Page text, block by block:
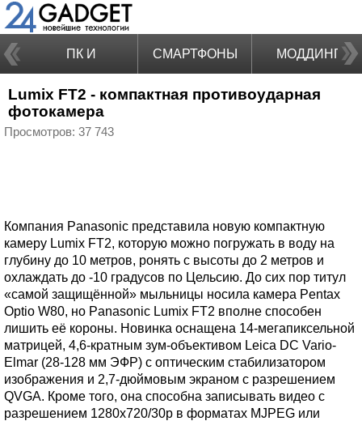
ПК И
НОУТБУКИ
СМАРТФОНЫ МОДДИНГ
Lumix FT2 - компактная противоударная
фотокамера
Просмотров: 37 743
Компания Panasonic представила новую компактную
камеру Lumix FT2, которую можно погружать в воду на
глубину до 10 метров, ронять с высоты до 2 метров и
охлаждать до -10 градусов по Цельсию. До сих пор титул
«самой защищённой» мыльницы носила камера Pentax
Optio W80, но Panasonic Lumix FT2 вполне способен
лишить её короны. Новинка оснащена 14-мегапиксельной
матрицей, 4,6-кратным зум-объективом Leica DC Vario-
Elmar (28-128 мм ЭФР) с оптическим стабилизатором
изображения и 2,7-дюймовым экраном с разрешением
QVGA. Кроме того, она способна записывать видео с
разрешением 1280x720/30p в форматах MJPEG или